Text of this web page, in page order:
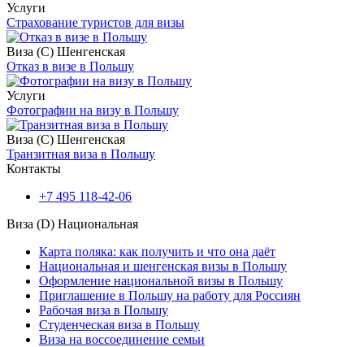
Услуги
Страхование туристов для визы
Виза (С) Шенгенская
Отказ в визе в Польшу
Услуги
Фотографии на визу в Польшу
Виза (С) Шенгенская
Транзитная виза в Польшу
Контакты
+7 495 118-42-06
Виза (D) Национальная
Карта поляка: как получить и что она даёт
Национальная и шенгенская визы в Польшу
Оформление национальной визы в Польшу
Приглашение в Польшу на работу для Россиян
Рабочая виза в Польшу
Студенческая виза в Польшу
Виза на воссоединение семьи